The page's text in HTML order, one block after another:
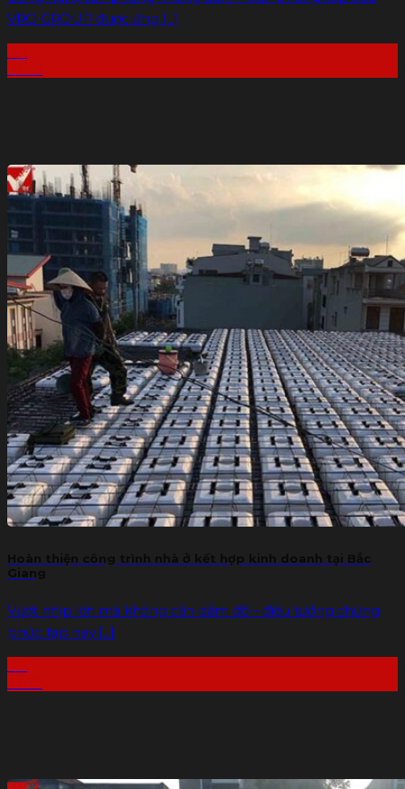
VRO GROUP được ứng [...]
Vượt nhịp lớn mà không cần dầm đỡ – điều tưởng chừng
phức tạp nay [...]